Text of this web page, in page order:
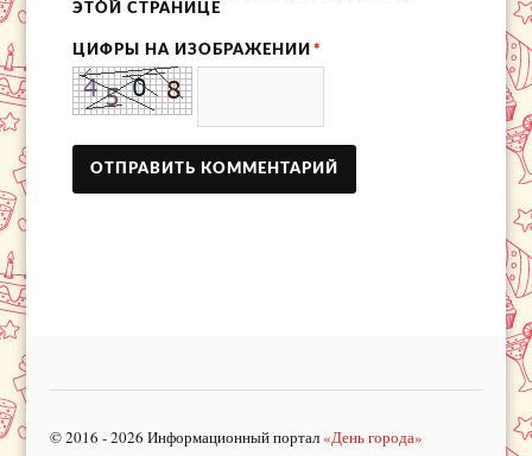
ЭТОЙ СТРАНИЦЕ
ЦИФРЫ НА ИЗОБРАЖЕНИИ *
© 2016 - 2026 Информационный портал «День города»